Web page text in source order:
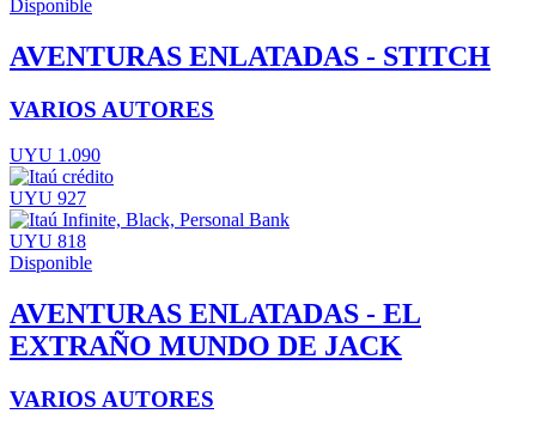
Disponible
AVENTURAS ENLATADAS - STITCH
VARIOS AUTORES
UYU 1.090
UYU 927
UYU 818
Disponible
AVENTURAS ENLATADAS - EL
EXTRAÑO MUNDO DE JACK
VARIOS AUTORES